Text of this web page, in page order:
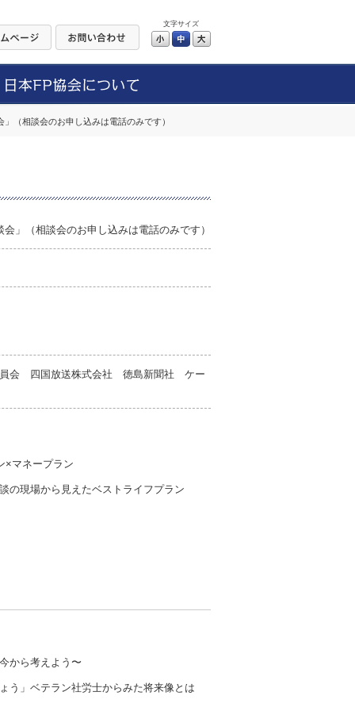
文字サイズ
小 中
（相談会のお申し込みは電話のみです）
」（相談会のお申し込みは電話のみです）
会 四国放送株式会社 徳島新聞社 ケー
×マネープラン
の現場から見えたベストライフプラン
から考えよう〜
う」ベテラン社労士からみた将来像とは